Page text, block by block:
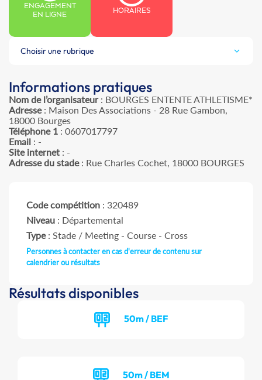
ENGAGEMENT
EN LIGNE
HORAIRES
Choisir une rubrique
Informations pratiques
Nom de l’organisateur: BOURGES ENTENTE ATHLETISME*
Adresse: Maison Des Associations - 28 Rue Gambon,
18000 Bourges
Téléphone 1 : 0607017797
Email : -
Site internet : -
Adresse du stade: Rue Charles Cochet, 18000 BOURGES
Code compétition : 320489
Niveau : Départemental
Type: Stade / Meeting - Course - Cross
Personnes à contacter en cas d'erreur de contenu sur
calendrier ou résultats
Résultats disponibles
50m / BEF
50m / BEM